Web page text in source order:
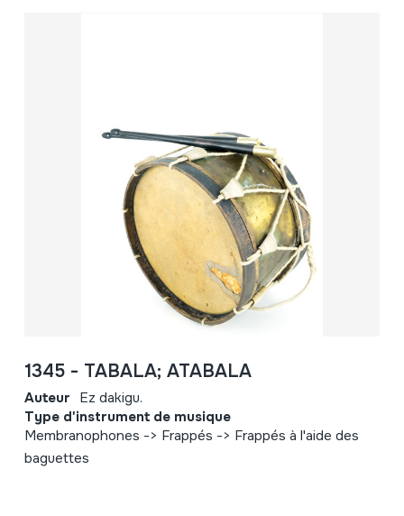
1345 - TABALA; ATABALA
Auteur Ez dakigu.
Type d'instrument de musique
Membranophones -> Frappés -> Frappés à l'aide des
baguettes